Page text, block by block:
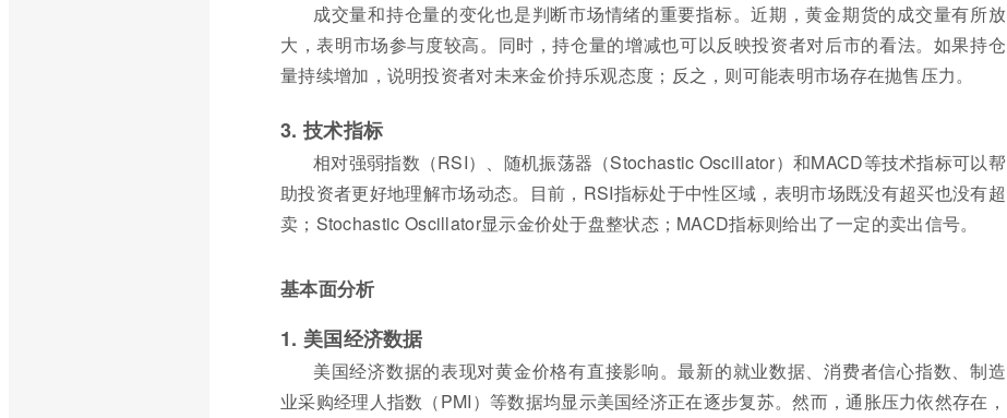
成交量和持仓量的变化也是判断市场情绪的重要指标。近期，黄金期货的成交量有所放
大，表明市场参与度较高。同时，持仓量的增减也可以反映投资者对后市的看法。如果持仓
量持续增加，说明投资者对未来金价持乐观态度；反之，则可能表明市场存在抛售压力。
3. 技术指标
相对强弱指数（RSI）、随机振荡器（Stochastic Oscillator）和MACD等技术指标可以帮
助投资者更好地理解市场动态。目前，RSI指标处于中性区域，表明市场既没有超买也没有超
卖；Stochastic Oscillator显示金价处于盘整状态；MACD指标则给出了一定的卖出信号。
基本面分析
1. 美国经济数据
美国经济数据的表现对黄金价格有直接影响。最新的就业数据、消费者信心指数、制造
业采购经理人指数（PMI）等数据均显示美国经济正在逐步复苏。然而，通胀压力依然存在，